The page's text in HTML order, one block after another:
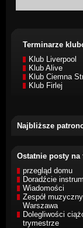
Terminarze
Klub Liverpool
Klub Alive
Klub Ciemna
Klub Firlej
Najbliższe
Ostatnie posty na
przegląd domu
Doradźcie
Wiadomości
Zespół
Warszawa
Dolegliwości
trymestrze